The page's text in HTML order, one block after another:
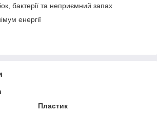
бактерії та неприємний запах
енергії
Пластик